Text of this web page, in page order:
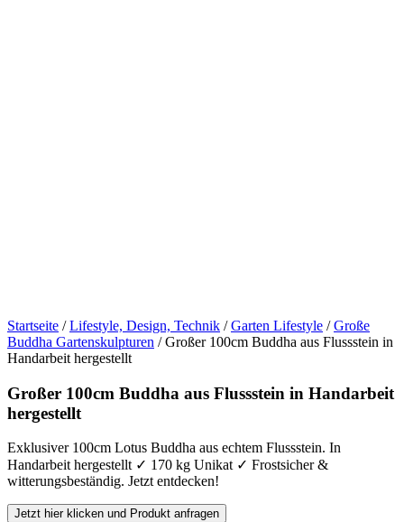
Startseite /Lifestyle, Design, Technik /Garten Lifestyle /Große
Buddha Gartenskulpturen / Großer 100cm Buddha aus Flussstein in
Handarbeit hergestellt
Großer 100cm Buddha aus Flussstein in Handarbeit
hergestellt
Exklusiver 100cm Lotus Buddha aus echtem Flussstein. In
Handarbeit hergestellt ✓ 170 kg Unikat ✓ Frostsicher &
witterungsbeständig. Jetzt entdecken!
Jetzt hier klicken und Produkt anfragen